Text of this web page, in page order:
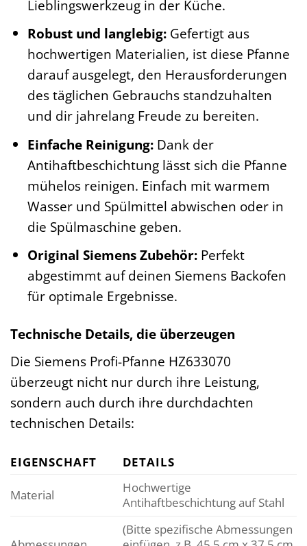
Lieblingswerkzeug in der Küche.
Robust und langlebig:Gefertigt aus
hochwertigen Materialien, ist diese Pfanne
darauf ausgelegt, den Herausforderungen
des täglichen Gebrauchs standzuhalten
und dir jahrelang Freude zu bereiten.
Einfache Reinigung:Dank der
Antihaftbeschichtung lässt sich die Pfanne
mühelos reinigen. Einfach mit warmem
Wasser und Spülmittel abwischen oder in
die Spülmaschine geben.
Original Siemens Zubehör:Perfekt
abgestimmt auf deinen Siemens Backofen
für optimale Ergebnisse.
Technische Details, die überzeugen
Die Siemens Profi-Pfanne HZ633070
überzeugt nicht nur durch ihre Leistung,
sondern auch durch ihre durchdachten
technischen Details:
EIGENSCHAFT DETAILS
Material
Hochwertige
Antihaftbeschichtung auf Stahl
(Bitte spezifische Abmessungen